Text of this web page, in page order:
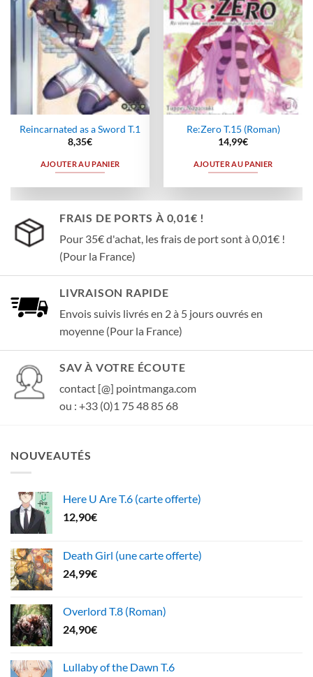
Reincarnated as a Sword T.1
8,35€
AJOUTER AU PANIER
Re:Zero T.15 (Roman)
14,99€
AJOUTER AU PANIER
FRAIS DE PORTS À 0,01€ !
Pour 35€ d'achat, les frais de port sont à 0,01€ !
(Pour la France)
LIVRAISON RAPIDE
Envois suivis livrés en 2 à 5 jours ouvrés en
moyenne (Pour la France)
SAV À VOTRE ÉCOUTE
contact [@] pointmanga.com
ou : +33 (0)1 75 48 85 68
NOUVEAUTÉS
Here U Are T.6 (carte offerte)
12,90€
Death Girl (une carte offerte)
24,99€
Overlord T.8 (Roman)
24,90€
Lullaby of the Dawn T.6